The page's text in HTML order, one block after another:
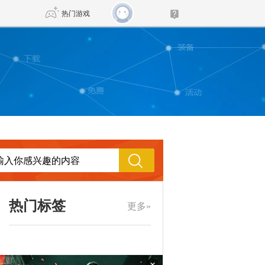
热门游戏
DNF 传奇4
诛仙世界 新仙侠5
更多»
热门标签